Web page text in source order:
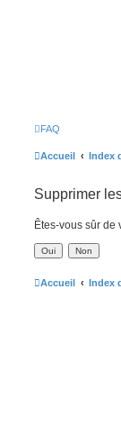
FAQ
Accueil Index
Supprimer
Êtes-vous sûr de
Accueil Index